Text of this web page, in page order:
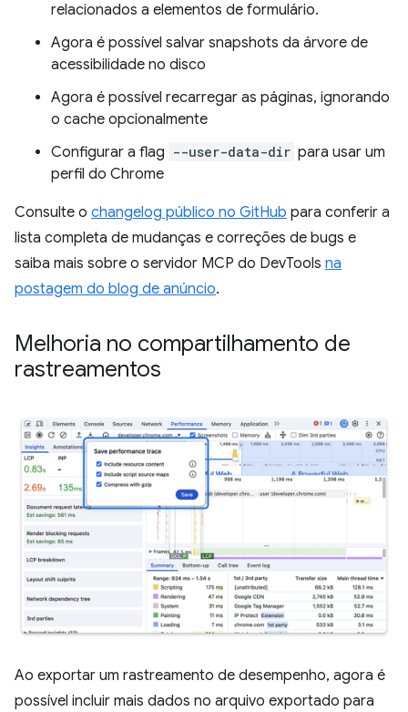
relacionados a elementos de formulário.
Agora é possível salvar snapshots da árvore de
acessibilidade no disco
Agora é possível recarregar as páginas, ignorando
o cache opcionalmente
Configurar a flag --user-data-dir para usar um
perfil do Chrome
Consulte o changelog público no GitHub para conferir a
lista completa de mudanças e correções de bugs e
saiba mais sobre o servidor MCP do DevTools na
postagem do blog de anúncio.
Melhoria no compartilhamento de
rastreamentos
Ao exportar um rastreamento de desempenho, agora é
possível incluir mais dados no arquivo exportado para